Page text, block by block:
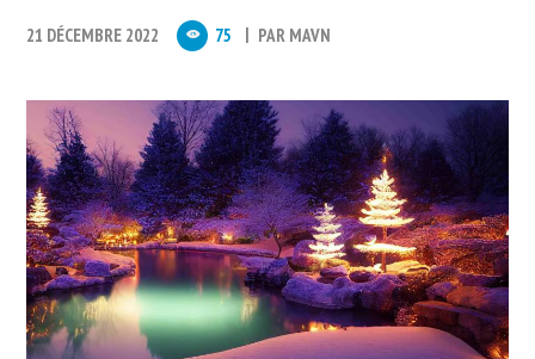
21 DÉCEMBRE 2022 75 PAR MAVN